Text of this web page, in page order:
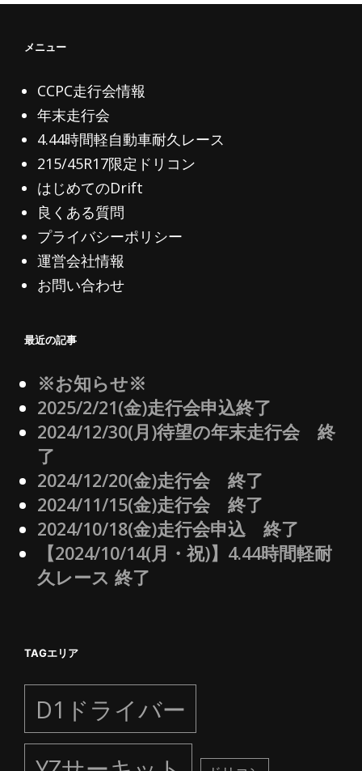
メニュー
CCPC走行会情報
年末走行会
4.44時間軽自動車耐久レース
215/45R17限定ドリコン
はじめてのDrift
良くある質問
プライバシーポリシー
運営会社情報
お問い合わせ
最近の記事
※お知らせ※
2025/2/21(金)走行会申込終了
2024/12/30(月)待望の年末走行会 終
了
2024/12/20(金)走行会 終了
2024/11/15(金)走行会 終了
2024/10/18(金)走行会申込 終了
【2024/10/14(月・祝)】4.44時間軽耐
久レース 終了
TAGエリア
D1ドライバー